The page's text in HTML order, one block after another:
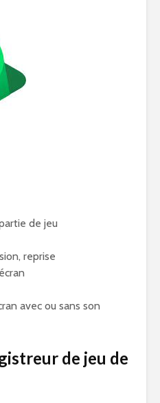
de jeu
reprise
avec ou sans son
de jeu de